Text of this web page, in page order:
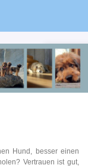
Hund, besser einen
Vertrauen ist gut,